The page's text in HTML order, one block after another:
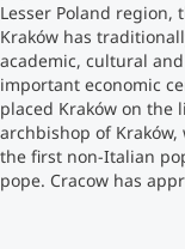
Lesser Poland region,
Kraków has
academic, cultural
important economic
placed Kraków on the
archbishop of Kraków,
the first non-Italian
pope. Cracow has